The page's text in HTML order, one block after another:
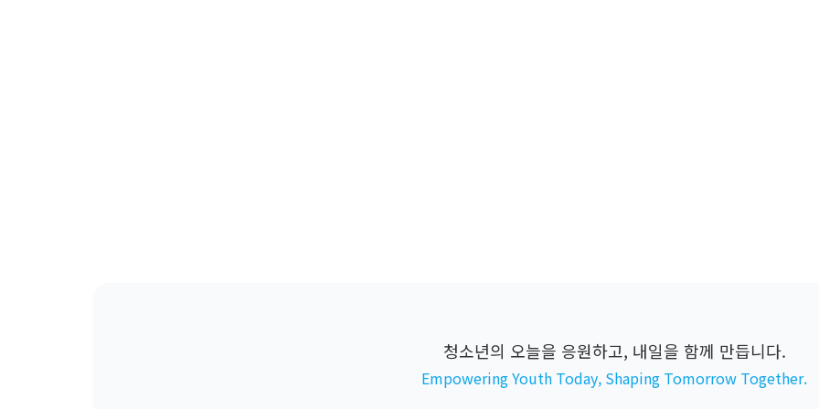
청소년의 오늘을 응원하고, 내일을 함께 만듭니다.
Empowering Youth Today, Shaping Tomorrow Together.